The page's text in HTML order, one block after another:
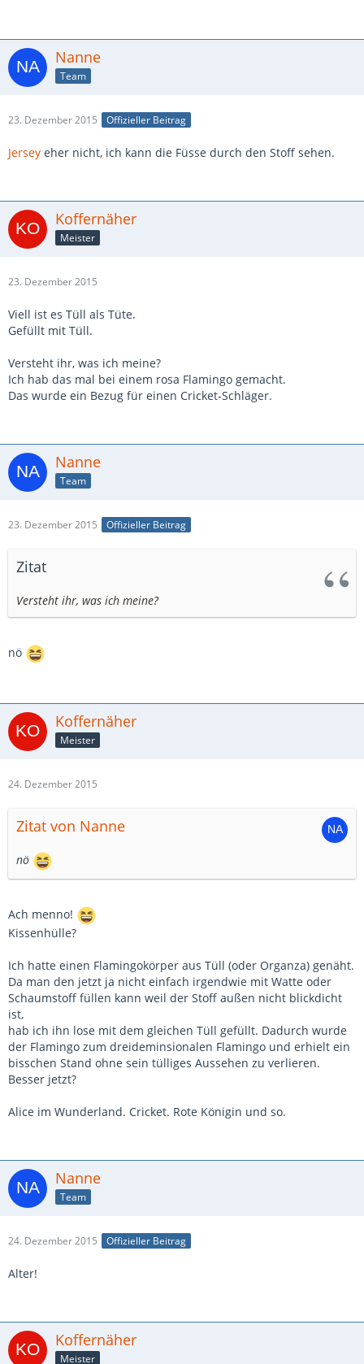
Nanne
Team
23. Dezember 2015 Offizieller Beitrag
Jersey eher nicht, ich kann die Füsse durch den Stoff sehen.
Koffernäher
Meister
23. Dezember 2015
Viell ist es Tüll als Tüte.
Gefüllt mit Tüll.
Versteht ihr, was ich meine?
Ich hab das mal bei einem rosa Flamingo gemacht.
Das wurde ein Bezug für einen Cricket-Schläger.
Nanne
Team
23. Dezember 2015 Offizieller Beitrag
Zitat
Versteht ihr, was ich meine?
nö
Koffernäher
Meister
24. Dezember 2015
Zitat von Nanne
nö
Ach menno!
Kissenhülle?
Ich hatte einen Flamingokörper aus Tüll (oder Organza) genäht.
Da man den jetzt ja nicht einfach irgendwie mit Watte oder
Schaumstoff füllen kann weil der Stoff außen nicht blickdicht
ist,
hab ich ihn lose mit dem gleichen Tüll gefüllt. Dadurch wurde
der Flamingo zum dreideminsionalen Flamingo und erhielt ein
bisschen Stand ohne sein tülliges Aussehen zu verlieren.
Besser jetzt?
Alice im Wunderland. Cricket. Rote Königin und so.
Nanne
Team
24. Dezember 2015 Offizieller Beitrag
Alter!
Koffernäher
Meister